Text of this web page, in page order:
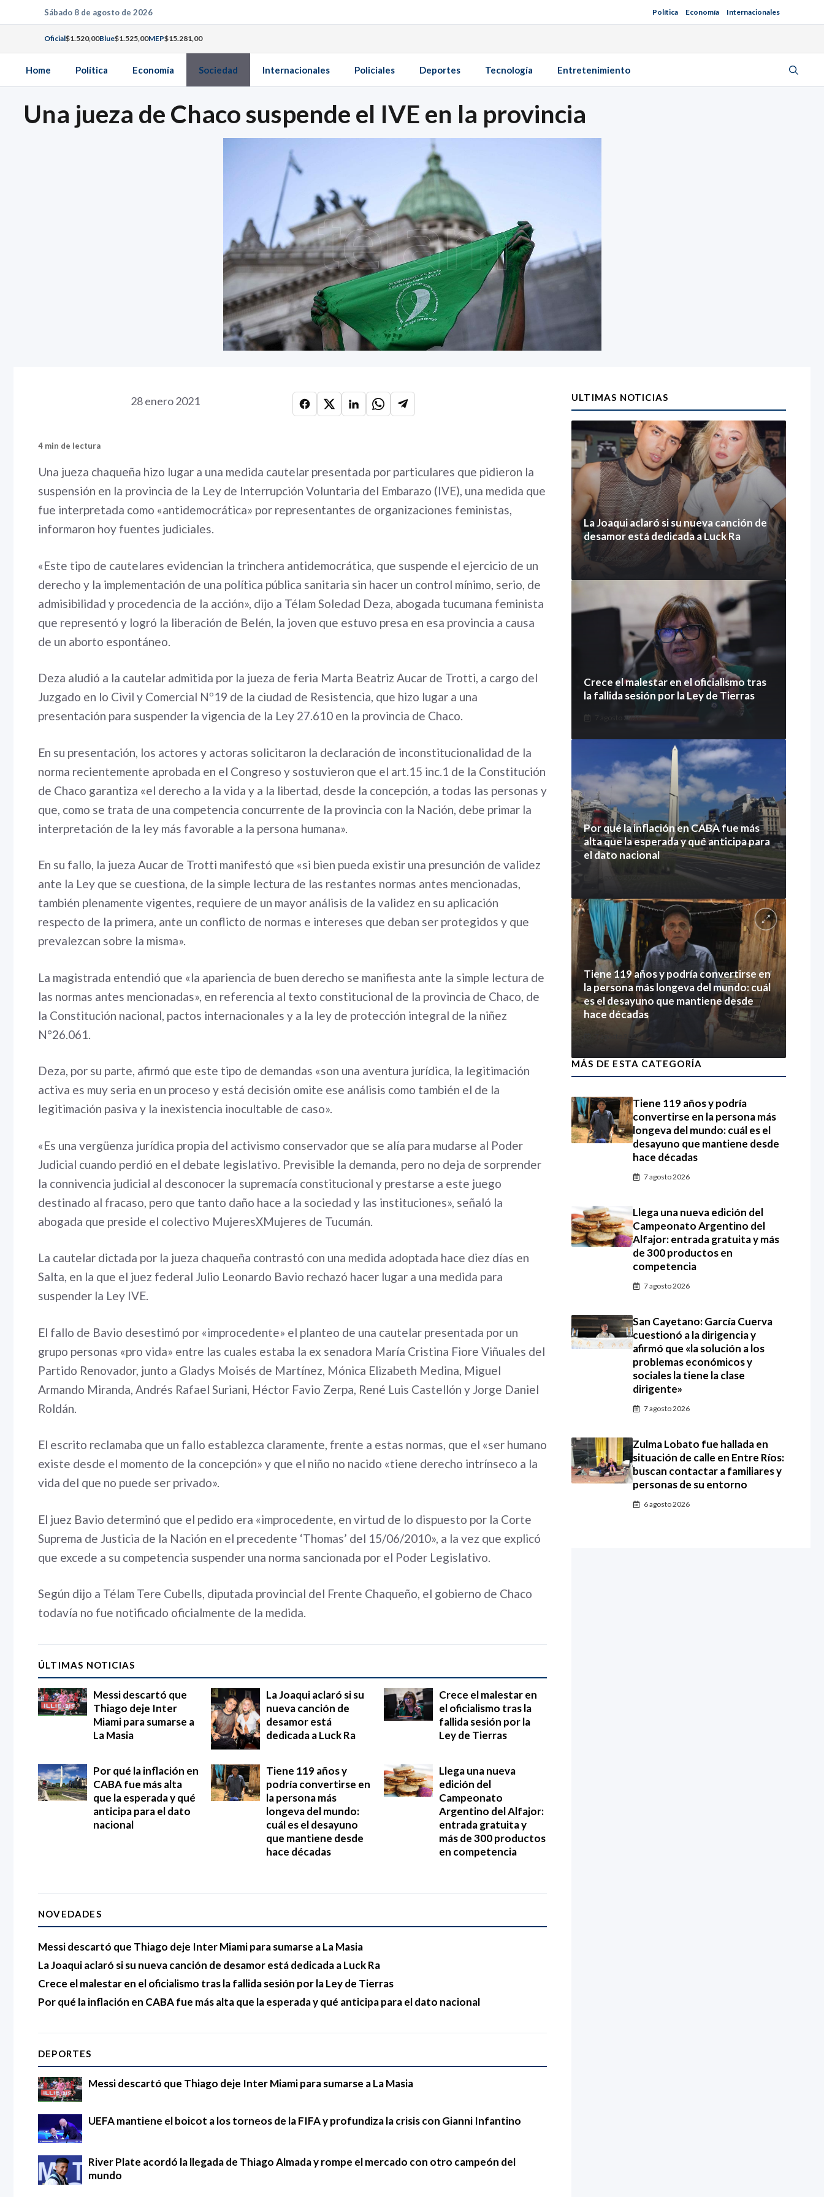
al
contenido
Sábado 8 de agosto de 2026 Política Economía Internacionales
Oficial$1.520,00Blue$1.525,00MEP$15.281,00
Home Política Economía Sociedad Internacionales Policiales Deportes Tecnología Entretenimiento
Una jueza de Chaco suspende el IVE en la provincia
28 enero 2021
4 min de lectura
Una jueza chaqueña hizo lugar a una medida cautelar presentada por particulares que pidieron la
suspensión en la provincia de la Ley de Interrupción Voluntaria del Embarazo (IVE), una medida que
fue interpretada como «antidemocrática» por representantes de organizaciones feministas,
informaron hoy fuentes judiciales.
«Este tipo de cautelares evidencian la trinchera antidemocrática, que suspende el ejercicio de un
derecho y la implementación de una política pública sanitaria sin hacer un control mínimo, serio, de
admisibilidad y procedencia de la acción», dijo a Télam Soledad Deza, abogada tucumana feminista
que representó y logró la liberación de Belén, la joven que estuvo presa en esa provincia a causa
de un aborto espontáneo.
Deza aludió a la cautelar admitida por la jueza de feria Marta Beatriz Aucar de Trotti, a cargo del
Juzgado en lo Civil y Comercial Nº19 de la ciudad de Resistencia, que hizo lugar a una
presentación para suspender la vigencia de la Ley 27.610 en la provincia de Chaco.
En su presentación, los actores y actoras solicitaron la declaración de inconstitucionalidad de la
norma recientemente aprobada en el Congreso y sostuvieron que el art.15 inc.1 de la Constitución
de Chaco garantiza «el derecho a la vida y a la libertad, desde la concepción, a todas las personas y
que, como se trata de una competencia concurrente de la provincia con la Nación, debe primar la
interpretación de la ley más favorable a la persona humana».
En su fallo, la jueza Aucar de Trotti manifestó que «si bien pueda existir una presunción de validez
ante la Ley que se cuestiona, de la simple lectura de las restantes normas antes mencionadas,
también plenamente vigentes, requiere de un mayor análisis de la validez en su aplicación
respecto de la primera, ante un conflicto de normas e intereses que deban ser protegidos y que
prevalezcan sobre la misma».
La magistrada entendió que «la apariencia de buen derecho se manifiesta ante la simple lectura de
las normas antes mencionadas», en referencia al texto constitucional de la provincia de Chaco, de
la Constitución nacional, pactos internacionales y a la ley de protección integral de la niñez
N°26.061.
Deza, por su parte, afirmó que este tipo de demandas «son una aventura jurídica, la legitimación
activa es muy seria en un proceso y está decisión omite ese análisis como también el de la
legitimación pasiva y la inexistencia inocultable de caso».
«Es una vergüenza jurídica propia del activismo conservador que se alía para mudarse al Poder
Judicial cuando perdió en el debate legislativo. Previsible la demanda, pero no deja de sorprender
la connivencia judicial al desconocer la supremacía constitucional y prestarse a este juego
destinado al fracaso, pero que tanto daño hace a la sociedad y las instituciones», señaló la
abogada que preside el colectivo MujeresXMujeres de Tucumán.
La cautelar dictada por la jueza chaqueña contrastó con una medida adoptada hace diez días en
Salta, en la que el juez federal Julio Leonardo Bavio rechazó hacer lugar a una medida para
suspender la Ley IVE.
El fallo de Bavio desestimó por «improcedente» el planteo de una cautelar presentada por un
grupo personas «pro vida» entre las cuales estaba la ex senadora María Cristina Fiore Viñuales del
Partido Renovador, junto a Gladys Moisés de Martínez, Mónica Elizabeth Medina, Miguel
Armando Miranda, Andrés Rafael Suriani, Héctor Favio Zerpa, René Luis Castellón y Jorge Daniel
Roldán.
El escrito reclamaba que un fallo establezca claramente, frente a estas normas, que el «ser humano
existe desde el momento de la concepción» y que el niño no nacido «tiene derecho intrínseco a la
vida del que no puede ser privado».
El juez Bavio determinó que el pedido era «improcedente, en virtud de lo dispuesto por la Corte
Suprema de Justicia de la Nación en el precedente ‘Thomas’ del 15/06/2010», a la vez que explicó
que excede a su competencia suspender una norma sancionada por el Poder Legislativo.
Según dijo a Télam Tere Cubells, diputada provincial del Frente Chaqueño, el gobierno de Chaco
todavía no fue notificado oficialmente de la medida.
ÚLTIMAS NOTICIAS
Messi descartó que
Thiago deje Inter
Miami para sumarse a
La Masia
La Joaqui aclaró si su
nueva canción de
desamor está
dedicada a Luck Ra
Crece el malestar en
el oficialismo tras la
fallida sesión por la
Ley de Tierras
Por qué la inflación en
CABA fue más alta
que la esperada y qué
anticipa para el dato
nacional
Tiene 119 años y
podría convertirse en
la persona más
longeva del mundo:
cuál es el desayuno
que mantiene desde
hace décadas
Llega una nueva
edición del
Campeonato
Argentino del Alfajor:
entrada gratuita y
más de 300 productos
en competencia
NOVEDADES
Messi descartó que Thiago deje Inter Miami para sumarse a La Masia
La Joaqui aclaró si su nueva canción de desamor está dedicada a Luck Ra
Crece el malestar en el oficialismo tras la fallida sesión por la Ley de Tierras
Por qué la inflación en CABA fue más alta que la esperada y qué anticipa para el dato nacional
DEPORTES
Messi descartó que Thiago deje Inter Miami para sumarse a La Masia
UEFA mantiene el boicot a los torneos de la FIFA y profundiza la crisis con Gianni Infantino
River Plate acordó la llegada de Thiago Almada y rompe el mercado con otro campeón del
mundo
ULTIMAS NOTICIAS
La Joaqui aclaró si su nueva canción de
desamor está dedicada a Luck Ra
7 agosto 2026
Crece el malestar en el oficialismo tras
la fallida sesión por la Ley de Tierras
7 agosto 2026
Por qué la inflación en CABA fue más
alta que la esperada y qué anticipa para
el dato nacional
Tiene 119 años y podría convertirse en
la persona más longeva del mundo: cuál
es el desayuno que mantiene desde
hace décadas
7 agosto 2026
MÁS DE ESTA CATEGORÍA
Tiene 119 años y podría
convertirse en la persona más
longeva del mundo: cuál es el
desayuno que mantiene desde
hace décadas
7 agosto 2026
Llega una nueva edición del
Campeonato Argentino del
Alfajor: entrada gratuita y más
de 300 productos en
competencia
7 agosto 2026
San Cayetano: García Cuerva
cuestionó a la dirigencia y
afirmó que «la solución a los
problemas económicos y
sociales la tiene la clase
dirigente»
7 agosto 2026
Zulma Lobato fue hallada en
situación de calle en Entre Ríos:
buscan contactar a familiares y
personas de su entorno
6 agosto 2026